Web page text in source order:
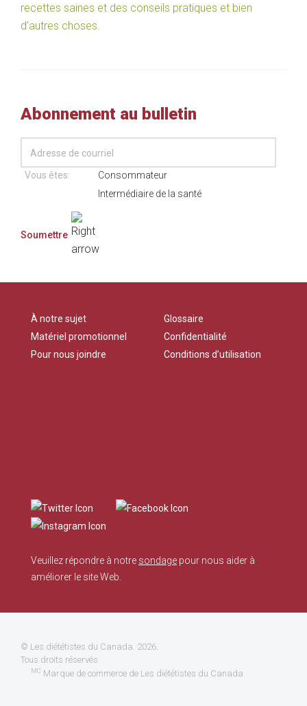
recettes saines et des conseils pratiques et bien
d’autres choses.
Abonnement au bulletin
Vous êtes:
Consommateur
Intermédiaire de la santé
À notre sujet
Matériel promotionnel
Pour nous joindre
Glossaire
Confidentialité
Conditions d’utilisation
Veuillez répondre à notre sondage pour nous aider à
améliorer le site Web.
© Les diététistes du Canada . 2026.
Tous droits réservés
MC Marque de commerce de Les diététistes du Canada